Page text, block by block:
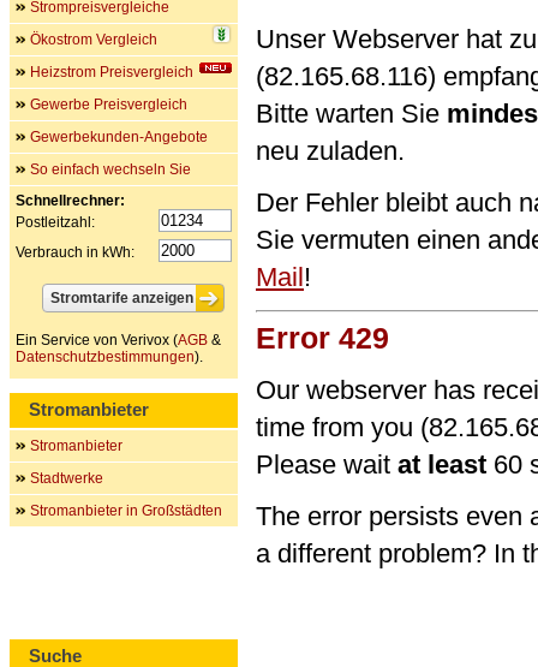
Unser Webserver hat
(82.165.68.116)
Bitte warten Sie
neu zuladen.
Der Fehler bleibt auch
Sie vermuten einen
Mail!
Error 429
Our webserver has
time from you
Please wait at least 60
The error persists even
a different problem? In
Strompreisvergleiche
Ökostrom Vergleich
Heizstrom Preisvergleich
Gewerbe Preisvergleich
Gewerbekunden-Angebote
So einfach wechseln Sie
Schnellrechner:
Postleitzahl:
Verbrauch in kWh:
Ein Service von Verivox (AGB &
Datenschutzbestimmungen).
Stromanbieter
Stromanbieter
Stadtwerke
Stromanbieter in Großstädten
Suche